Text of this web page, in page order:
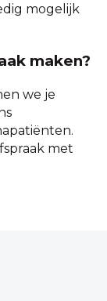
mogelijk
maken?
we je
met